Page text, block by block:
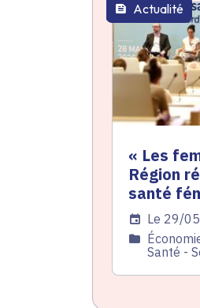
thématique
Actualité
« Les
Région
santé
Date de
Le 29/
Catégorie
Santé -